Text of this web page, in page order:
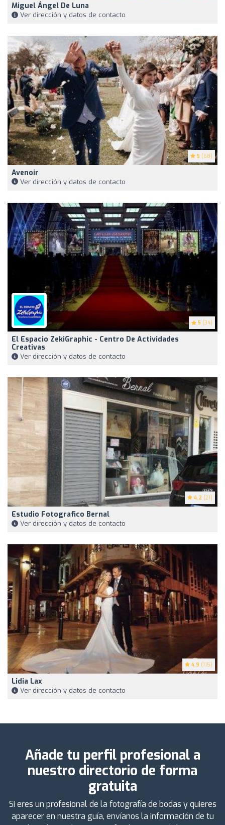
Miguel Ángel De Luna
Ver dirección y datos de contacto
5 (68)
Avenoir
Ver dirección y datos de contacto
5 (34)
El Espacio ZekiGraphic - Centro De Actividades
Creativas
Ver dirección y datos de contacto
4.2 (21)
Estudio Fotografico Bernal
Ver dirección y datos de contacto
4.9 (115)
Lidia Lax
Ver dirección y datos de contacto
Añade tu perfil profesional a
nuestro directorio de forma
gratuita
Si eres un profesional de la fotografía de bodas y quieres
aparecer en nuestra guía, envíanos la información de tu